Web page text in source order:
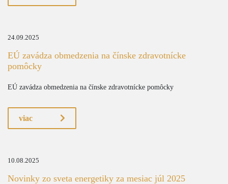
24.09.2025
EÚ zavádza obmedzenia na čínske zdravotnícke
pomôcky
EÚ zavádza obmedzenia na čínske zdravotnícke pomôcky
viac
10.08.2025
Novinky zo sveta energetiky za mesiac júl 2025